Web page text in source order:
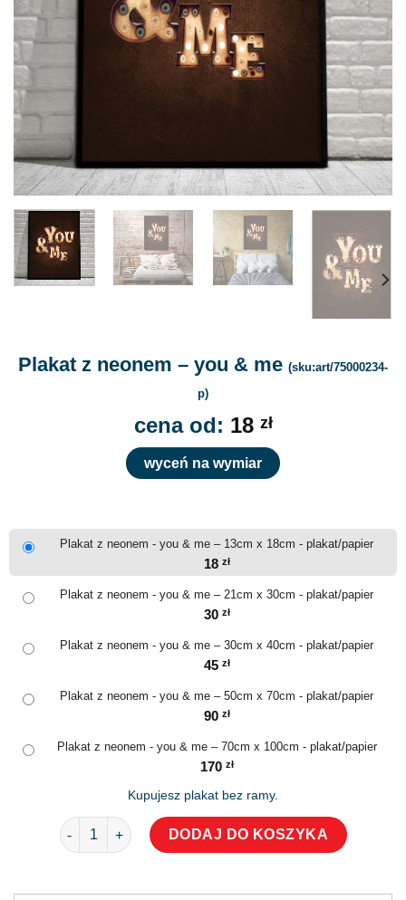
Plakat z neonem – you & me (sku:art/75000234-
p)
cena od: 18 zł
wyceń na wymiar
Plakat z neonem - you & me – 13cm x 18cm - plakat/papier
18 zł
Plakat z neonem - you & me – 21cm x 30cm - plakat/papier
30 zł
Plakat z neonem - you & me – 30cm x 40cm - plakat/papier
45 zł
Plakat z neonem - you & me – 50cm x 70cm - plakat/papier
90 zł
Plakat z neonem - you & me – 70cm x 100cm - plakat/papier
170 zł
Kupujesz plakat bez ramy.
ilość Plakat z neonem - you & me
DODAJ DO KOSZYKA